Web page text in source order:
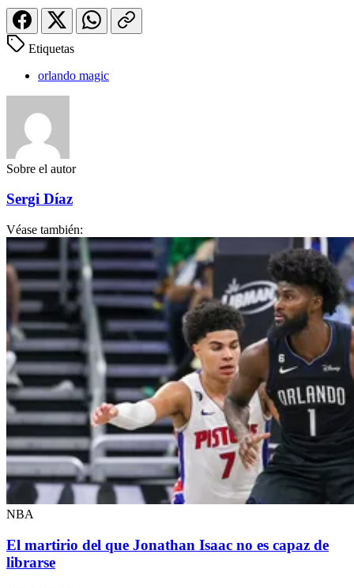
Etiquetas
orlando magic
Sobre el autor
Sergi Díaz
Véase también:
NBA
El martirio del que Jonathan Isaac no es capaz de
librarse